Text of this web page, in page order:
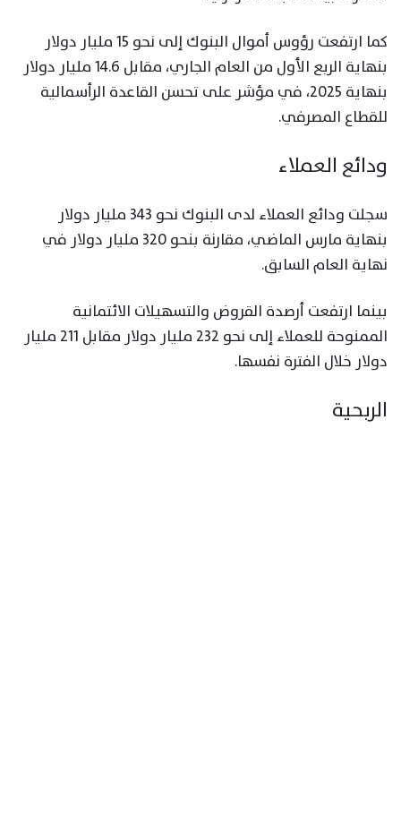
كما ارتفعت رؤوس أموال البنوك إلى نحو 15 مليار دولار
بنهاية الربع الأول من العام الجاري، مقابل 14.6 مليار دولار
بنهاية 2025، في مؤشر على تحسن القاعدة الرأسمالية
للقطاع المصرفي.
ودائع العملاء
سجلت ودائع العملاء لدى البنوك نحو 343 مليار دولار
بنهاية مارس الماضي، مقارنة بنحو 320 مليار دولار في
نهاية العام السابق.
بينما ارتفعت أرصدة القروض والتسهيلات الائتمانية
الممنوحة للعملاء إلى نحو 232 مليار دولار مقابل 211 مليار
دولار خلال الفترة نفسها.
الربحية